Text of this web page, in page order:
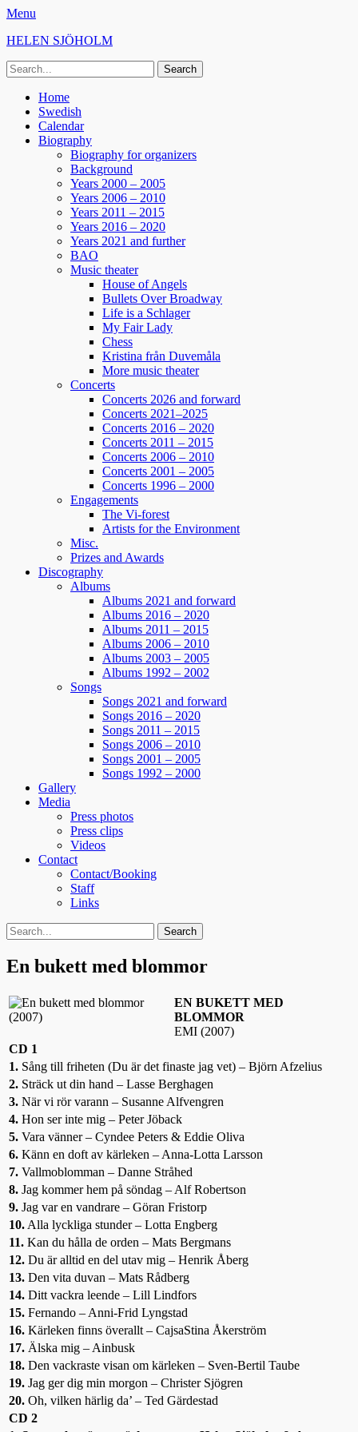
Menu
HELEN SJÖHOLM
Search
for:
Primary
Menu
Skip
content
Home
Swedish
Calendar
Biography
Biography for organizers
Background
Years 2000 – 2005
Years 2006 – 2010
Years 2011 – 2015
Years 2016 – 2020
Years 2021 and further
BAO
Music theater
House of Angels
Bullets Over Broadway
Life is a Schlager
My Fair Lady
Chess
Kristina från Duvemåla
More music theater
Concerts
Concerts 2026 and forward
Concerts 2021–2025
Concerts 2016 – 2020
Concerts 2011 – 2015
Concerts 2006 – 2010
Concerts 2001 – 2005
Concerts 1996 – 2000
Engagements
The Vi-forest
Artists for the Environment
Misc.
Prizes and Awards
Discography
Albums
Albums 2021 and forward
Albums 2016 – 2020
Albums 2011 – 2015
Albums 2006 – 2010
Albums 2003 – 2005
Albums 1992 – 2002
Songs
Songs 2021 and forward
Songs 2016 – 2020
Songs 2011 – 2015
Songs 2006 – 2010
Songs 2001 – 2005
Songs 1992 – 2000
Gallery
Media
Press photos
Press clips
Videos
Contact
Contact/Booking
Staff
Links
Search
Search
for:
En bukett med blommor
EN BUKETT MED
BLOMMOR
EMI (2007)
CD 1
1. Sång till friheten (Du är det finaste jag vet) – Björn Afzelius
2. Sträck ut din hand – Lasse Berghagen
3. När vi rör varann – Susanne Alfvengren
4. Hon ser inte mig – Peter Jöback
5. Vara vänner – Cyndee Peters & Eddie Oliva
6. Känn en doft av kärleken – Anna-Lotta Larsson
7. Vallmoblomman – Danne Stråhed
8. Jag kommer hem på söndag – Alf Robertson
9. Jag var en vandrare – Göran Fristorp
10. Alla lyckliga stunder – Lotta Engberg
11. Kan du hålla de orden – Mats Bergmans
12. Du är alltid en del utav mig – Henrik Åberg
13. Den vita duvan – Mats Rådberg
14. Ditt vackra leende – Lill Lindfors
15. Fernando – Anni-Frid Lyngstad
16. Kärleken finns överallt – CajsaStina Åkerström
17. Älska mig – Ainbusk
18. Den vackraste visan om kärleken – Sven-Bertil Taube
19. Jag ger dig min morgon – Christer Sjögren
20. Oh, vilken härlig da’ – Ted Gärdestad
CD 2